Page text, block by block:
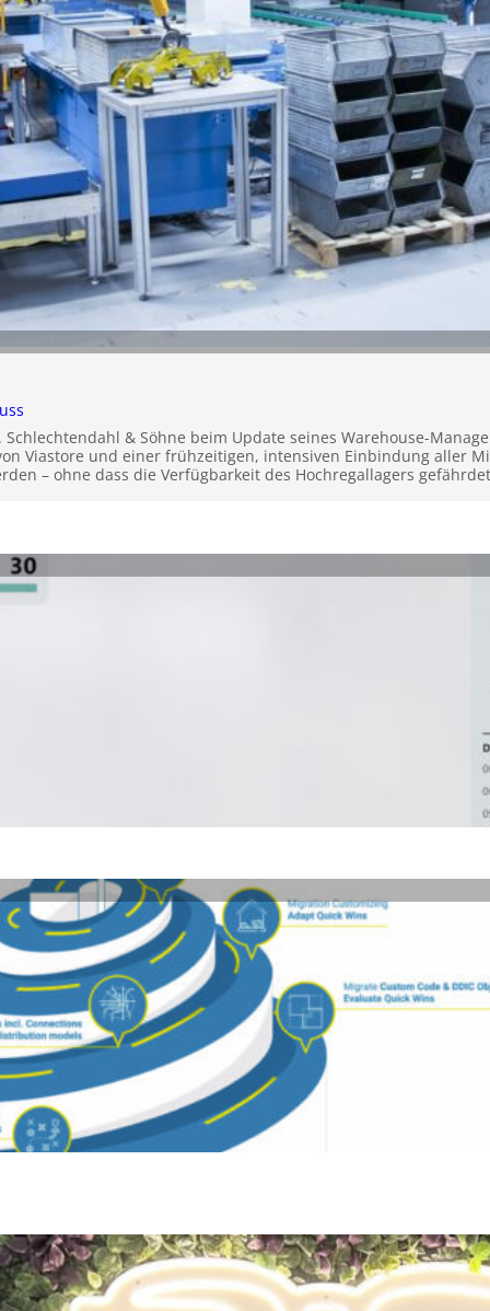
& Söhne beim Update seines Warehouse-
Viastore und einer frühzeitigen, intensiven Einbindung aller
– ohne dass die Verfügbarkeit des Hochregallagers